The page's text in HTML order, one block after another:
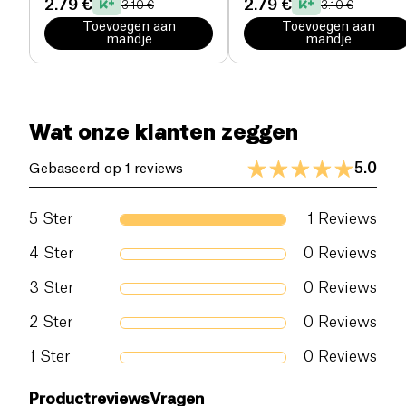
2.79 € 3.10 €
Toevoegen aan
mandje
2.79 € 3.10 €
Toevoegen aan
mandje
Wat onze klanten zeggen
Gebaseerd op 1 reviews 5.0
5 Ster 1 Reviews
4 Ster 0 Reviews
3 Ster 0 Reviews
2 Ster 0 Reviews
1 Ster 0 Reviews
ProductreviewsVragen